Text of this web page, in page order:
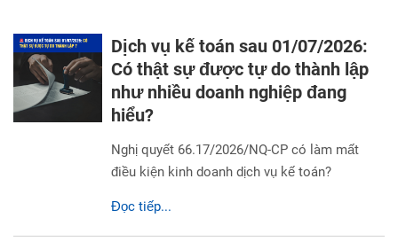
Dịch vụ kế toán sau 01/07/2026:
Có thật sự được tự do thành lập
như nhiều doanh nghiệp đang
hiểu?
Nghị quyết 66.17/2026/NQ-CP có làm mất
điều kiện kinh doanh dịch vụ kế toán?
Đọc tiếp...